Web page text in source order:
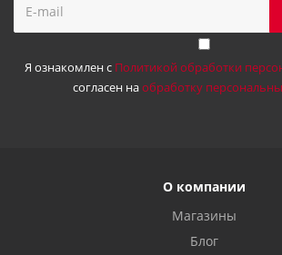
Я ознакомлен с Политикой обработки
согласен наобработку
О компании
Магазины
Блог